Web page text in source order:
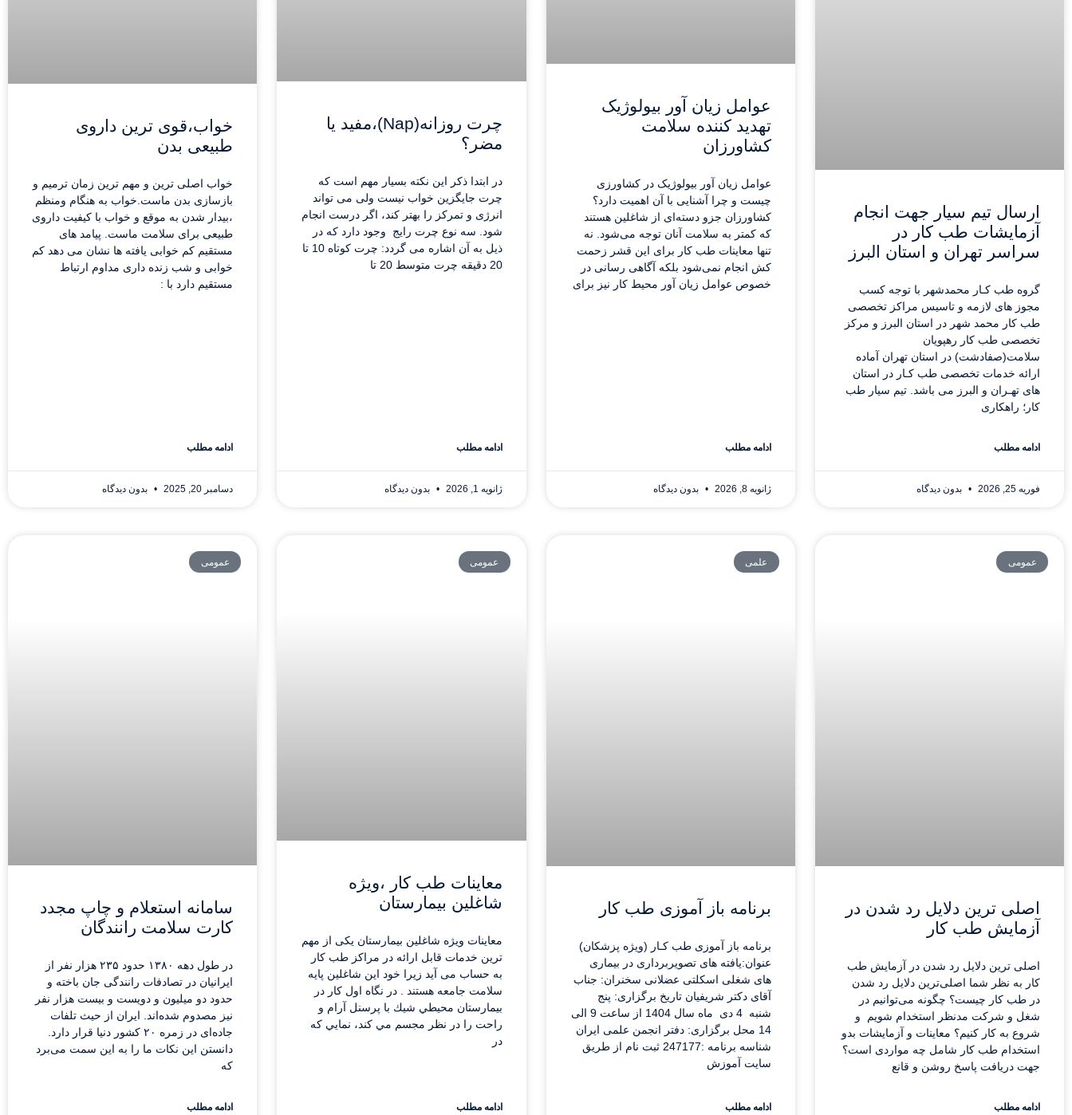
ارسال تیم سیار جهت انجام
آزمایشات طب کار در
سراسر تهران و استان البرز
گروه طب کـار محمدشهر با توجه کسب
مجوز های لازمه و تاسیس مراکز تخصصی
طب کار محمد شهر در استان البرز و مرکز
تخصصی طب کار رهپویان
سلامت(صفادشت) در استان تهران آماده
ارائه خدمات تخصصی طب کـار در استان
های تهـران و البرز می باشد. تیم سیار طب
کار؛ راهکاری
ادامه مطلب
فوریه 25, 2026 بدون دیدگاه
عوامل زیان آور بیولوژیک
تهدید کننده سلامت
کشاورزان
عوامل زیان آور بیولوژیک در کشاورزی
چیست و چرا آشنایی با آن اهمیت دارد؟
کشاورزان جزو دسته‌ای از شاغلین هستند
که کمتر به سلامت آنان توجه می‌شود. نه
تنها معاینات طب کار برای این قشر زحمت
کش انجام نمی‌شود بلکه آگاهی رسانی در
خصوص عوامل زیان آور محیط کار نیز برای
ادامه مطلب
ژانویه 8, 2026 بدون دیدگاه
چرت روزانه(Nap)،مفید یا
مضر؟
در ابتدا ذکر این نکته بسیار مهم است که
چرت جایگزین خواب نیست ولی می تواند
انرژی و تمرکز را بهتر کند، اگر درست انجام
شود. سه نوع چرت رایج وجود دارد که در
ذیل به آن اشاره می گردد: چرت کوتاه 10 تا
20 دقیقه چرت متوسط 20 تا
ادامه مطلب
ژانویه 1, 2026 بدون دیدگاه
خواب،قوی ترین داروی
طبیعی بدن
خواب اصلی ترین و مهم ترین زمان ترمیم و
بازسازی بدن ماست.خواب به هنگام ومنظم
،بیدار شدن به موقع و خواب با کیفیت داروی
طبیعی برای سلامت ماست. پیامد های
مستقیم کم خوابی یافته ها نشان می دهد کم
خوابی و شب زنده داری مداوم ارتباط
مستقیم دارد با :
ادامه مطلب
دسامبر 20, 2025 بدون دیدگاه
عمومی
اصلی ترین دلایل رد شدن در
آزمایش طب کار
اصلی ترین دلایل رد شدن در آزمایش طب
کار به نظر شما اصلی‌ترین دلایل رد شدن
در طب کار چیست؟ چگونه می‌توانیم در
شغل و شرکت مدنظر استخدام شویم و
شروع به کار کنیم؟ معاینات و آزمایشات بدو
استخدام طب کار شامل چه مواردی است؟
جهت دریافت پاسخ روشن و قانع
ادامه مطلب
علمی
برنامه باز آموزی طب کار
برنامه باز آموزی طب کـار (ویژه پزشکان)
عنوان:یافته های تصویربرداری در بیماری
های شغلی اسکلتی عضلانی سخنران: جناب
آقای دکتر شریفیان تاریخ برگزاری: پنج
شنبه 4 دی ماه سال 1404 از ساعت 9 الی
14 محل برگزاری: دفتر انجمن علمی ایران
شناسه برنامه :247177 ثبت نام از طریق
سایت آموزش
ادامه مطلب
عمومی
معاینات طب کار ،ویژه
شاغلین بیمارستان
معاینات ویژه شاغلین بیمارستان یکی از مهم
ترین خدمات قابل ارائه در مراکز طب کار
به حساب می آید زیرا خود این شاغلین پایه
سلامت جامعه هستند . در نگاه اول كار در
بيمارستان محيطي شيك با پرسنل آرام و
راحت را در نظر مجسم مي كند، نمايي كه
در
ادامه مطلب
عمومی
سامانه استعلام و چاپ مجدد
کارت سلامت رانندگان
در طول دهه ۱۳۸۰ حدود ۲۳۵ هزار نفر از
ایرانیان در تصادفات رانندگی جان باخته و
حدود دو میلیون و دویست و بیست هزار نفر
نیز مصدوم شده‌اند. ایران از حیث تلفات
جاده‌ای در زمره ۲۰ کشور دنیا قرار دارد.
دانستن این نکات ما را به این سمت می‌برد
که
ادامه مطلب